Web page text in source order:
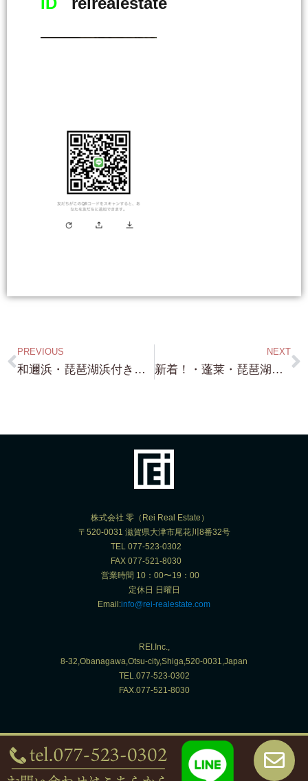
PREVIOUS
和邇浜・琵琶湖浜付き・ボート下ろせる・約112坪・バッチリの浜付きです！・For Sale Now !!! ここは 和邇でも水は綺麗です！
NEXT
新着！・蓬莱・琵琶湖浜付き・THE小ぶり！・約90坪・前面砂浜の立地です！・K 社長 ご紹介ありがとうございました！
株式会社 零（Rei Real Estate）
〒520-0031 滋賀県大津市尾花川8番32号
TEL 077-523-0302
FAX 077-521-8030
営業時間 10：00〜19：00
定休日 日曜日
Email:info@rei-realestate.com
REI.Inc.,
8-32,Obanagawa,Otsu-city,Shiga,520-0031,Japan
TEL.077-523-0302
FAX.077-521-8030